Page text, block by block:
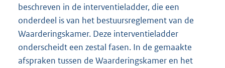
beschreven in de interventieladder, die een
onderdeel is van het bestuursreglement van de
Waarderingskamer. Deze interventieladder
onderscheidt een zestal fasen. In de gemaakte
afspraken tussen de Waarderingskamer en het